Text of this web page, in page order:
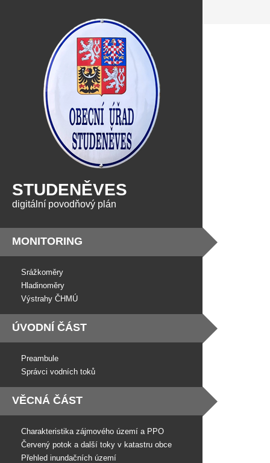
STUDENĚVES
digitální povodňový plán
MONITORING
Srážkoměry
Hladinoměry
Výstrahy ČHMÚ
ÚVODNÍ ČÁST
Preambule
Správci vodních toků
VĚCNÁ ČÁST
Charakteristika zájmového území a PPO
Červený potok a další toky v katastru obce
Přehled inundačních území